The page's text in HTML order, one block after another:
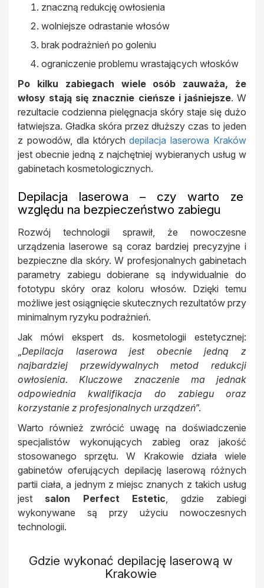
znaczną redukcję owłosienia
wolniejsze odrastanie włosów
brak podrażnień po goleniu
ograniczenie problemu wrastających włosków
Po kilku zabiegach wiele osób zauważa, że
włosy stają się znacznie cieńsze i jaśniejsze. W
rezultacie codzienna pielęgnacja skóry staje się dużo
łatwiejsza. Gładka skóra przez dłuższy czas to jeden
z powodów, dla którychdepilacja laserowa Kraków
jest obecnie jedną z najchętniej wybieranych usług w
gabinetach kosmetologicznych.
Depilacja laserowa – czy warto ze
względu na bezpieczeństwo zabiegu
Rozwój technologii sprawił, że nowoczesne
urządzenia laserowe są coraz bardziej precyzyjne i
bezpieczne dla skóry. W profesjonalnych gabinetach
parametry zabiegu dobierane są indywidualnie do
fototypu skóry oraz koloru włosów. Dzięki temu
możliwe jest osiągnięcie skutecznych rezultatów przy
minimalnym ryzyku podrażnień.
Jak mówi ekspert ds. kosmetologii estetycznej:
Depilacja laserowa jest obecnie jedną z
najbardziej przewidywalnych metod redukcji
owłosienia. Kluczowe znaczenie ma jednak
odpowiednia kwalifikacja do zabiegu oraz
korzystanie z profesjonalnych urządzeń”.
Warto również zwrócić uwagę na doświadczenie
specjalistów wykonujących zabieg oraz jakość
stosowanego sprzętu. W Krakowie działa wiele
gabinetów oferujących depilację laserową różnych
partii ciała, a jednym z miejsc znanych z takich usług
jest salon Perfect Estetic , gdzie zabiegi
wykonywane są przy użyciu nowoczesnych
technologii.
Gdzie wykonać depilację laserową w
Krakowie